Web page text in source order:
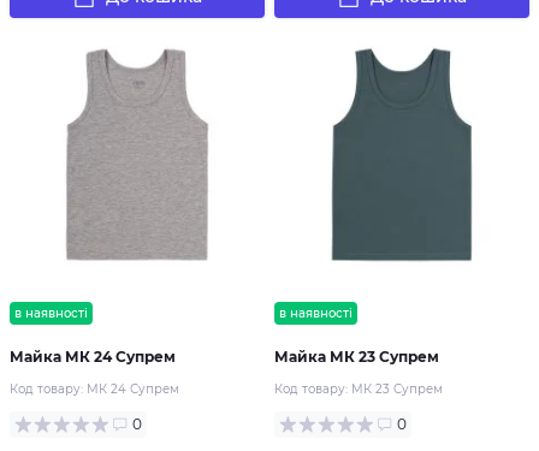
в наявності
Майка МК 24 Супрем
Код товару: МК 24 Супрем
0
в наявності
Майка МК 23 Супрем
Код товару: МК 23 Супрем
0